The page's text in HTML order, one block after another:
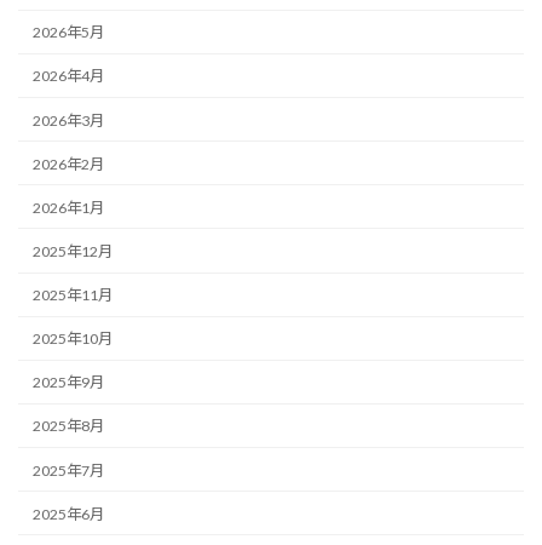
2026年5月
2026年4月
2026年3月
2026年2月
2026年1月
2025年12月
2025年11月
2025年10月
2025年9月
2025年8月
2025年7月
2025年6月